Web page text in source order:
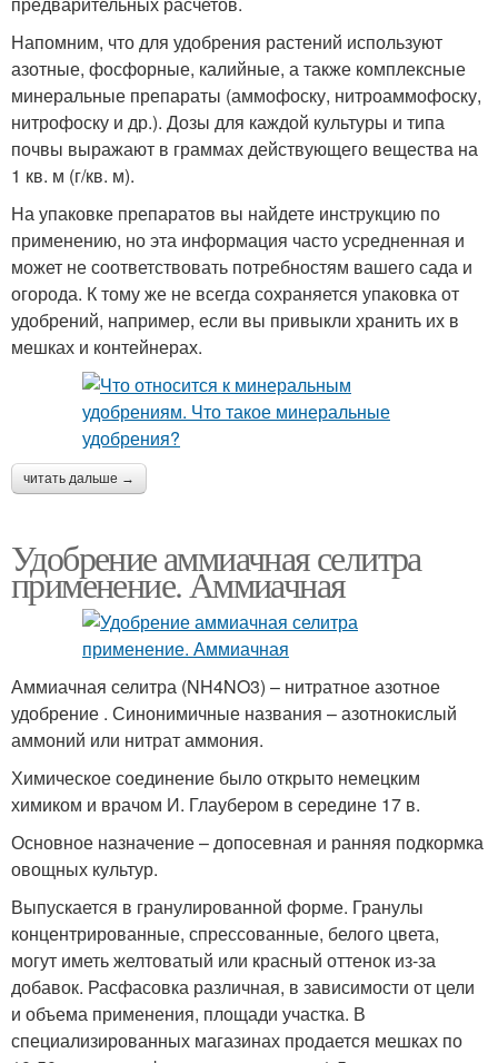
Напомним, что для удобрения растений используют
азотные, фосфорные, калийные, а также комплексные
минеральные препараты (аммофоску, нитроаммофоску,
нитрофоску и др.). Дозы для каждой культуры и типа
почвы выражают в граммах действующего вещества на
1 кв. м (г/кв. м).
На упаковке препаратов вы найдете инструкцию по
применению, но эта информация часто усредненная и
может не соответствовать потребностям вашего сада и
огорода. К тому же не всегда сохраняется упаковка от
удобрений, например, если вы привыкли хранить их в
мешках и контейнерах.
читать дальше →
Удобрение аммиачная селитра
применение. Аммиачная
Аммиачная селитра (NH4NO3) – нитратное азотное
удобрение . Синонимичные названия – азотнокислый
аммоний или нитрат аммония.
Химическое соединение было открыто немецким
химиком и врачом И. Глаубером в середине 17 в.
Основное назначение – допосевная и ранняя подкормка
овощных культур.
Выпускается в гранулированной форме. Гранулы
концентрированные, спрессованные, белого цвета,
могут иметь желтоватый или красный оттенок из-за
добавок. Расфасовка различная, в зависимости от цели
и объема применения, площади участка. В
специализированных магазинах продается мешках по